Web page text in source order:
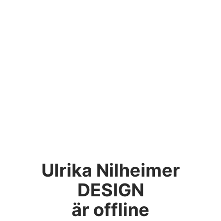
Ulrika Nilheimer
DESIGN
är offline